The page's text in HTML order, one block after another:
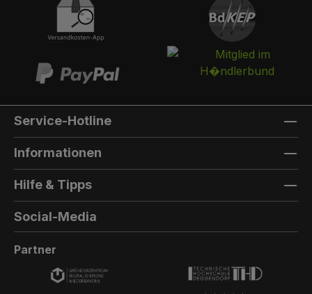
separaten und absperrbaren Auffangkorb.
Hintertür:Auf der Rückseite können Sie eine
Hintertür integrieren. Die Farbe der Hintertür ist
immer die gleiche Farbe, wie die Türfarbe
vorne. Außenmaterial: 8mm HPL(High
Firma Trespa Bei Sonderfarbe: Bezeichnung
der TürfarbeGeben Sie hier den Namen Ihrer
Wunschfarbe an.Die Lieferzeit bei
Sonderfarben verlängert sich um 5 bis 6
AußenfarbeGeben Sie hier den Namen der
Wunschfarbe an.Hinweis: Falls Sie die Türfarbe
in der selben Farbe wie die Außenwandfarbe
berechnet wird.Die Lieferzeit bei Sonderfarben
Service-Hotline
Informationen
Hilfe & Tipps
Social-Media
Partner